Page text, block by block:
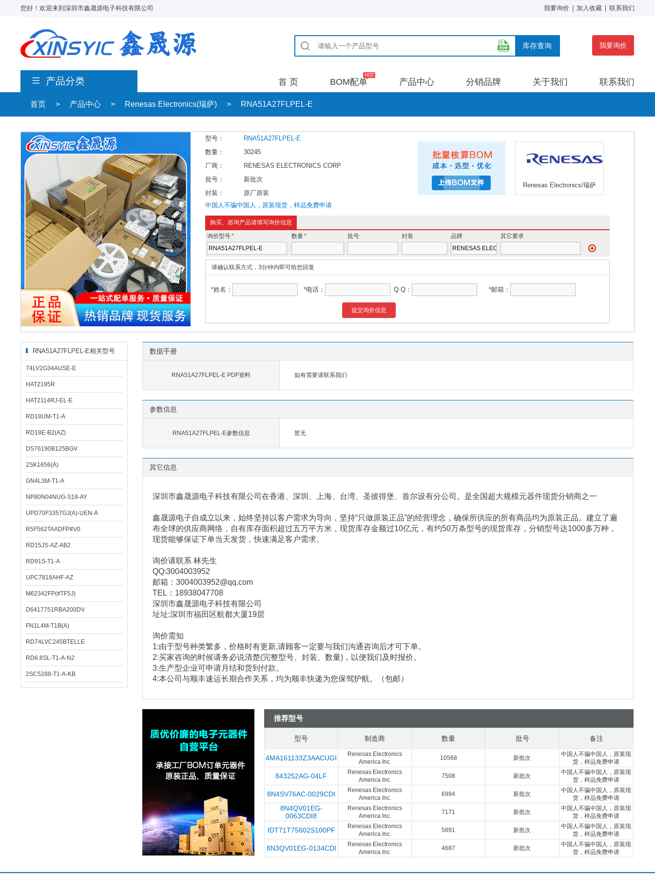
您好！欢迎来到深圳市鑫晟源电子科技有限公司 我要询价 加入收藏 联系我们
库存查询 我要询价
产品分类 首 页 BOM配单 产品中心 分销品牌 关于我们 联系我们
首页 > 产品中心 > Renesas Electronics(瑞萨) > RNA51A27FLPEL-E
型号：
RNA51A27FLPEL-E
数量：
30245
厂商：
RENESAS ELECTRONICS CORP
批号：
新批次
封装：
原厂原装
中国人不骗中国人，原装现货，样品免费申请
Renesas Electronics/瑞萨
购买、咨询产品请填写询价信息
询价型号* 数量* 批号 封装 品牌 其它要求
请确认联系方式，3分钟内即可给您回复
*姓名： *电话： Q Q： *邮箱：
提交询价信息
RNA51A27FLPEL-E相关型号
74LV2G34AUSE-E
HAT2195R
HAT2114RJ-EL-E
RD18UM-T1-A
RD18E-B2(AZ)
DS76190B125BGV
2SK1656(A)
GN4L3M-T1-A
NP80N04NUG-S18-AY
UPD70F3357GJ(A)-UEN-A
R5F562TAADFP#V0
RD15JS-AZ-AB2
RD91S-T1-A
UPC7818AHF-AZ
M62342FP(#TF5J)
D6417751RBA200DV
FN1L4M-T1B(A)
RD74LVC245BTELLE
RD6.8SL-T1-A-N2
2SC5288-T1-A-KB
数据手册
RNA51A27FLPEL-E PDF资料 如有需要请联系我们
参数信息
RNA51A27FLPEL-E参数信息 暂无
其它信息
深圳市鑫晟源电子科技有限公司在香港、深圳、上海、台湾、圣彼得堡、首尔设有分公司。是全国超大规模元器件现货分销商之一
鑫晟源电子自成立以来，始终坚持以客户需求为导向，坚持“只做原装正品”的经营理念，确保所供应的所有商品均为原装正品。建立了遍
布全球的供应商网络，自有库存面积超过五万平方米，现货库存金额过10亿元，有约50万条型号的现货库存，分销型号达1000多万种，
现货能够保证下单当天发货，快速满足客户需求。
询价请联系 林先生
QQ:3004003952
邮箱： 3004003952@qq.com
TEL ： 18938047708
深圳市鑫晟源电子科技有限公司
址址:深圳市福田区航都大厦19层
询价需知
1:由于型号种类繁多，价格时有更新,请顾客一定要与我们沟通咨询后才可下单。
2:买家咨询的时候请务必说清楚(完整型号、封装、数量) ，以便我们及时报价。
3:生产型企业可申请月结和货到付款。
4:本公司与顺丰速运长期合作关系，均为顺丰快递为您保驾护航。（包邮）
推荐型号
型号 制造商 数量 批号 备注
4MA161133Z3AACUGI
Renesas Electronics
America Inc.
10568 新批次
中国人不骗中国人，原装现
货，样品免费申请
843252AG-04LF
Renesas Electronics
America Inc.
7508 新批次
中国人不骗中国人，原装现
货，样品免费申请
8N4SV76AC-0029CDI
Renesas Electronics
America Inc.
6994 新批次
中国人不骗中国人，原装现
货，样品免费申请
8N4QV01EG-
0063CDI8
Renesas Electronics
America Inc.
7171 新批次
中国人不骗中国人，原装现
货，样品免费申请
IDT71T75602S100PF
Renesas Electronics
America Inc.
5891 新批次
中国人不骗中国人，原装现
货，样品免费申请
8N3QV01EG-0134CDI
Renesas Electronics
America Inc.
4687 新批次
中国人不骗中国人，原装现
货，样品免费申请